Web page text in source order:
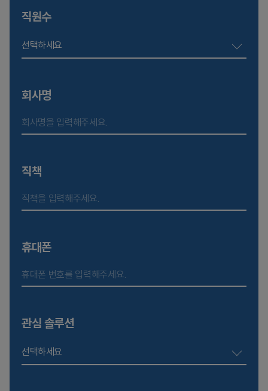
직원수
선택하세요
회사명
직책
휴대폰
관심 솔루션
선택하세요